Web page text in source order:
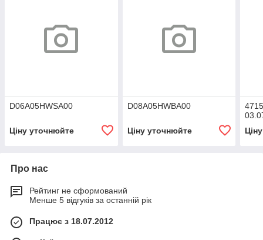
D06A05HWSA00
Ціну уточнюйте
D08A05HWBA00
Ціну уточнюйте
Про нас
Рейтинг не сформований
Менше 5 відгуків за останній рік
Працює з 18.07.2012